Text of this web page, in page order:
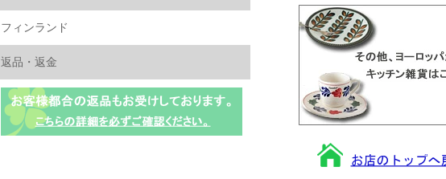
フィンランド
返品・返金